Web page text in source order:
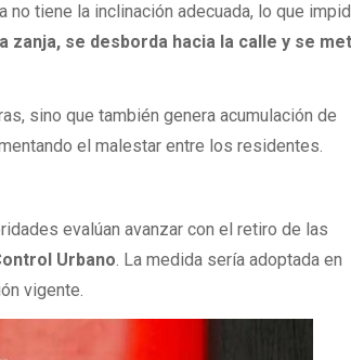
no tiene la inclinación adecuada, lo que
zanja, se desborda hacia la calle y se
sino que también genera acumulación de
el malestar entre los residentes.
evalúan avanzar con el retiro de las
Urbano . La medida sería adoptada en
vigente.